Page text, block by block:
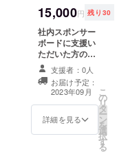
獅子マ
ロ 08.チ
ビ猫プ
ディン
09.チビ
猫マ
フィン
10.MIG
レッド
11.MIG
ガルー
る人間
マイク
02.ボク
サー
モーガ
ン 03.ボ
クサー
04バ
レット
準備さ
せてい
たただ
来まし
た。
（この
ページ
からの
ご支援
は11回
分のガ
ルアー
トス
テッ
カー(全
4種のう
滑らか
な質感
でしっ
かりと
した生
15,000円 残り30
社内スポンサー
ボードに支援い
ただいた方のロ
ゴマーク（会社
名やバナー、
ニークネームや
名前も可）掲載
します！ スポン
サーボードに掲
支援者：0人
お届け予定：
2023年09月
詳細を見る
こ
の
リ
タ
ー
ン
を
選
択
す
る